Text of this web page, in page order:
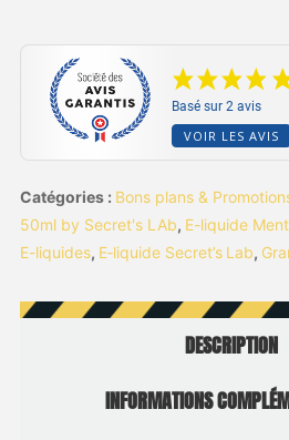
Basé sur 2 avis
VOIR LES AVIS
Catégories : Bons plans &
50ml by Secret's LAb, E-liquide
E-liquides, E‑liquide Secret’s Lab,
DESCRIPTION
INFORMATIONS